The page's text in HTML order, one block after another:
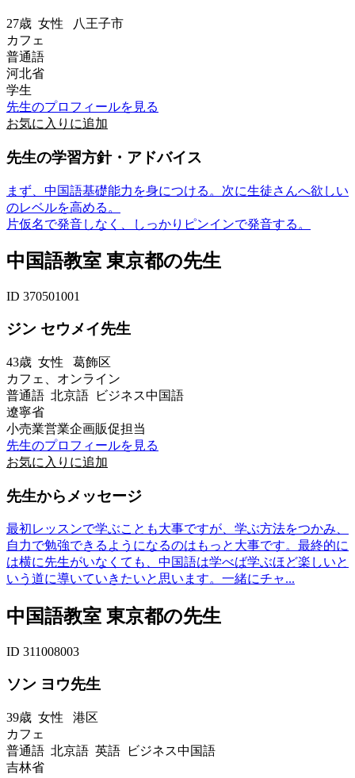
27歳 女性 八王子市
カフェ
普通語
河北省
学生
先生のプロフィールを見る
お気に入りに追加
先生の学習方針・アドバイス
まず、中国語基礎能力を身につける。次に生徒さんへ欲しい
のレベルを高める。
片仮名で発音しなく、しっかりピンインで発音する。
中国語教室 東京都の先生
ID 370501001
ジン セウメイ先生
43歳 女性 葛飾区
カフェ、オンライン
普通語 北京語 ビジネス中国語
遼寧省
小売業営業企画販促担当
先生のプロフィールを見る
お気に入りに追加
先生からメッセージ
最初レッスンで学ぶことも大事ですが、学ぶ方法をつかみ、
自力で勉強できるようになるのはもっと大事です。最終的に
は横に先生がいなくても、中国語は学べば学ぶほど楽しいと
いう道に導いていきたいと思います。一緒にチャ...
中国語教室 東京都の先生
ID 311008003
ソン ヨウ先生
39歳 女性 港区
カフェ
普通語 北京語 英語 ビジネス中国語
吉林省